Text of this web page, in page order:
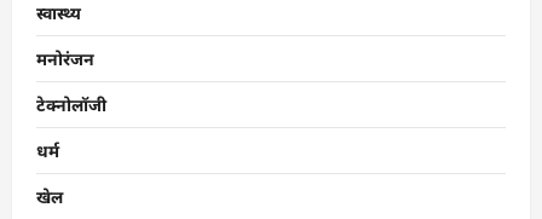
स्वास्थ्य
मनोरंजन
टेक्नोलॉजी
धर्म
खेल